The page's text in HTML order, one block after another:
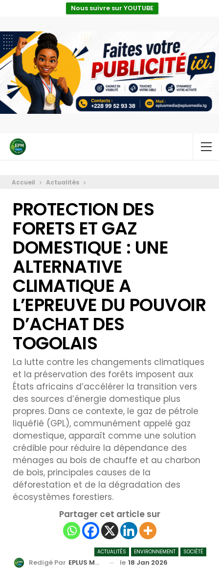
Nous suivre sur YOUTUBE
Accueil Actualités
PROTECTION DES
FORETS ET GAZ
DOMESTIQUE : UNE
ALTERNATIVE
CLIMATIQUE A
L’EPREUVE DU POUVOIR
D’ACHAT DES
TOGOLAIS
La lutte contre les changements climatiques
et la préservation des forêts imposent aux
États africains d’accélérer la transition vers
des sources d’énergie domestique plus
propres. Dans ce contexte, le gaz de pétrole
liquéfié (GPL), communément appelé gaz
domestique, apparaît comme une solution
crédible pour réduire la dépendance des
ménages au bois de chauffe et au charbon
de bois, principales causes de la
déforestation et de la dégradation des
écosystèmes forestiers.
Partager cet article sur
ACTUALITÉS ENVIRONNEMENT SOCIÉTÉ
Redigé Par EPLUS MEDIA TV le 18 Jan 2026